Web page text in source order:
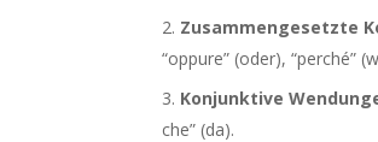
Zusammengesetzte
“oppure” (oder), “perché”
Konjunktive
che” (da).